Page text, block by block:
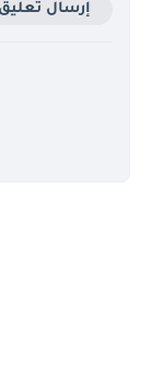
إرسال تعليق